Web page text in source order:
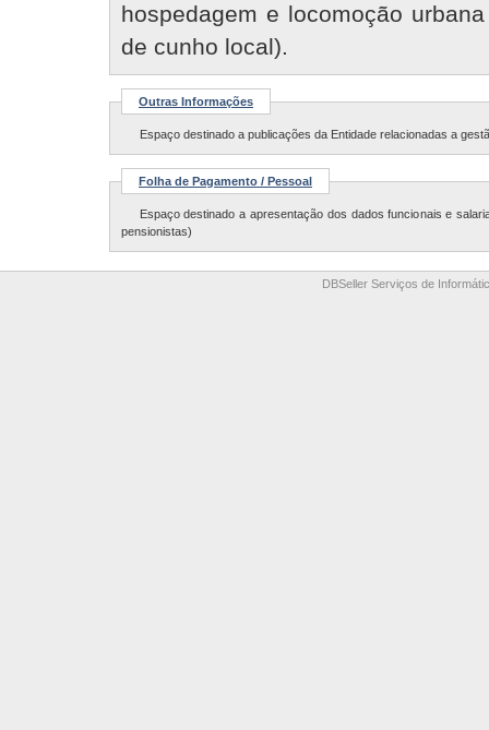
hospedagem e locomoção
de cunho local).
Outras Informações
Espaço destinado a publicações da Entidade relacionadas a
Folha de Pagamento / Pessoal
Espaço destinado a apresentação dos dados funcionais e
pensionistas)
DBSeller Serviços de